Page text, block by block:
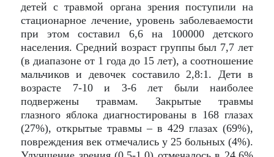
детей с травмой органа зрения поступили на
стационарное лечение, уровень заболеваемости
при этом составил 6,6 на 100000 детского
населения. Средний возраст группы был 7,7 лет
(в диапазоне от 1 года до 15 лет), а соотношение
мальчиков и девочек составило 2,8:1. Дети в
возрасте 7-10 и 3-6 лет были наиболее
подвержены травмам. Закрытые травмы
глазного яблока диагностированы в 168 глазах
(27%), открытые травмы – в 429 глазах (69%),
повреждения век отмечались у 25 больных (4%).